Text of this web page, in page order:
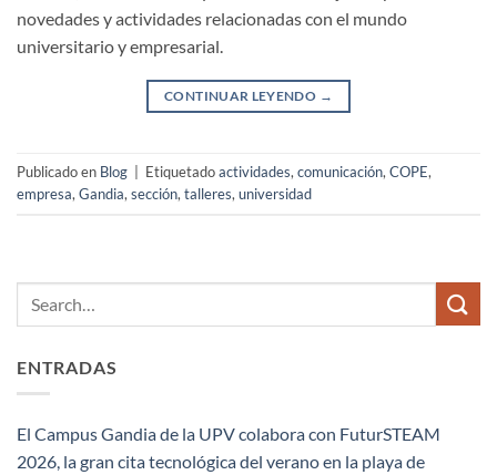
novedades y actividades relacionadas con el mundo
universitario y empresarial.
CONTINUAR LEYENDO →
Publicado en Blog Etiquetadoactividades, comunicación, COPE,
empresa, Gandia, sección, talleres, universidad
ENTRADAS
El Campus Gandia de la UPV colabora con FuturSTEAM
2026, la gran cita tecnológica del verano en la playa de